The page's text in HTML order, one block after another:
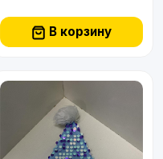
В корзину